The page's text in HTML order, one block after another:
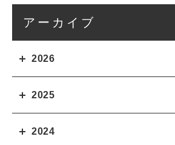
アーカイブ
2026
2025
2024